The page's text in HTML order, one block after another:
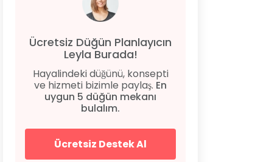
Ücretsiz Düğün Planlayıcın
Leyla Burada!
Hayalindeki düğünü, konsepti
ve hizmeti bizimle paylaş. En
uygun 5 düğün mekanı
bulalım.
Ücretsiz Destek Al